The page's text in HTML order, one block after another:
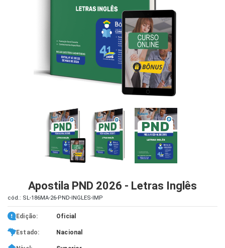
Apostila PND 2026 - Letras Inglês
cód.: SL-186MA-26-PND-INGLES-IMP
Edição: Oficial
Estado: Nacional